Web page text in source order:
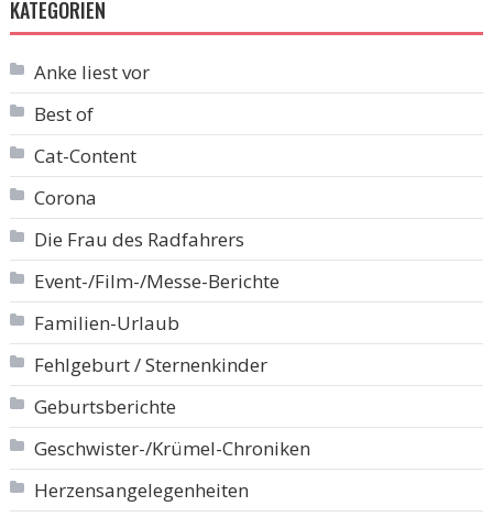
KATEGORIEN
Anke liest vor
Best of
Cat-Content
Corona
Die Frau des Radfahrers
Event-/Film-/Messe-Berichte
Familien-Urlaub
Fehlgeburt / Sternenkinder
Geburtsberichte
Geschwister-/Krümel-Chroniken
Herzensangelegenheiten